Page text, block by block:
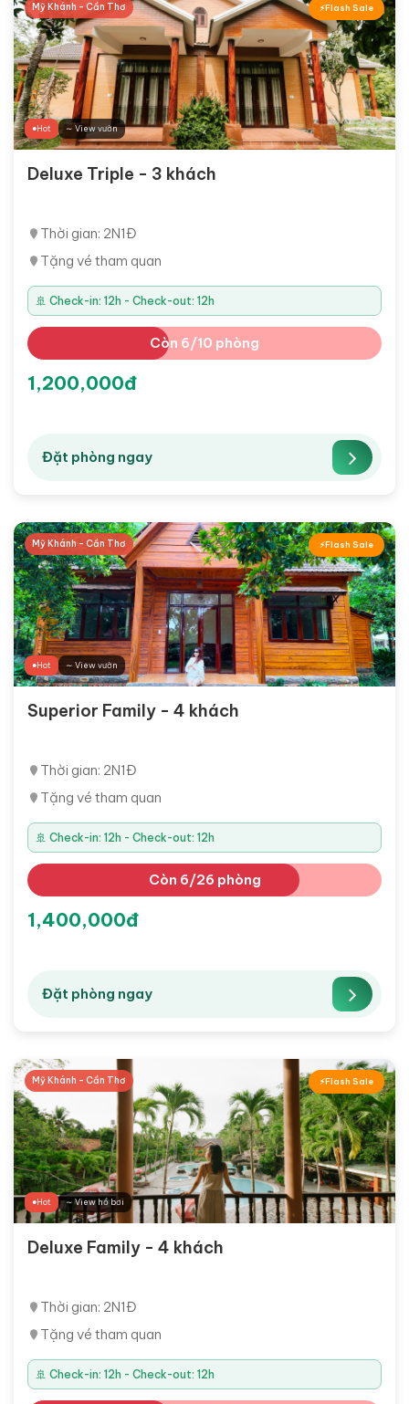
Flash Sale
Mỹ Khánh - Cần Thơ
Hot ∼ View vườn
Deluxe Triple - 3 khách
Thời gian: 2N1Đ
Tặng vé tham quan
🚢 Check-in: 12h - Check-out: 12h
Còn 6/10 phòng
1,200,000đ
Đặt phòng ngay
Flash Sale
Mỹ Khánh - Cần Thơ
Hot ∼ View vườn
Superior Family - 4 khách
Thời gian: 2N1Đ
Tặng vé tham quan
🚢 Check-in: 12h - Check-out: 12h
Còn 6/26 phòng
1,400,000đ
Đặt phòng ngay
Flash Sale
Mỹ Khánh - Cần Thơ
Hot ∼ View hồ bơi
Deluxe Family - 4 khách
Thời gian: 2N1Đ
Tặng vé tham quan
🚢 Check-in: 12h - Check-out: 12h